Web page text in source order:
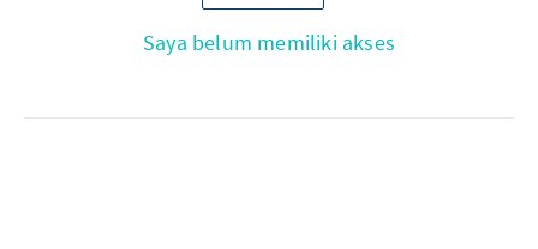
Saya belum memiliki akses